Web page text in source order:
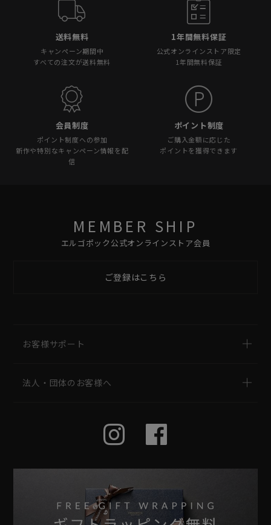
送料無料
キャンペーン期間中
すべての注文が送料無料
1年間無料保証
公式オンラインストア限定
1年間無料保証
会員制度
ポイント制度への参加
新作や特別なキャンペーン情報を配
信
ポイント制度
ご購入金額に応じた
ポイントを獲得できます
MEMBER SHIP
エルゴポック公式オンラインストア会員
ご登録はこちら
お客様サポート
法人・団体のお客様へ